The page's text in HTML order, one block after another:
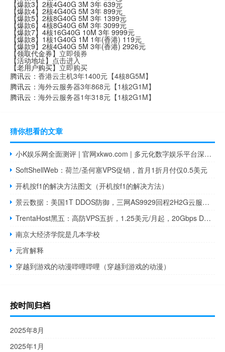
【爆款3】2核4G40G 3M 3年 639元
【爆款4】2核4G40G 5M 3年 899元
【爆款5】2核8G40G 5M 3年 1399元
【爆款6】4核8G40G 6M 3年 3099元
【爆款7】4核16G40G 10M 3年 9999元
【爆款8】1核1G40G 1M 1年(香港) 119元
【爆款9】2核4G40G 5M 3年(香港) 2926元
【领取代金券】 立即领券
【活动地址】 点击进入
【老用户购买】立即购买
腾讯云： 香港云主机3年1400元【4核8G5M】
腾讯云： 海外云服务器3年868元【1核2G1M】
腾讯云： 海外云服务器1年318元【1核2G1M】
猜你想看的文章
小K娱乐网全面测评 | 官网xkwo.com | 多元化数字娱乐平台深度体验
SoftShellWeb：荷兰/圣何塞VPS促销，首月1折月付仅0.5美元
开机按f1的解决方法图文（开机按f1的解决方法）
景云数据：美国1T DDOS防御，三网AS9929回程2H2G云服务器33元/月
TrentaHost黑五：高防VPS五折，1.25美元/月起，20Gbps DDoS防护
南京大经济学院是几本学校
元宵解释
穿越到游戏的动漫哔哩哔哩（穿越到游戏的动漫）
按时间归档
2025年8月
2025年1月